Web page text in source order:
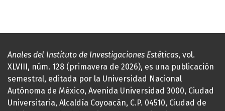
Anales del Instituto de Investigaciones Estéticas, vol.
XLVIII, núm. 128 (primavera de 2026), es una publicación
semestral, editada por la Universidad Nacional
Autónoma de México, Avenida Universidad 3000, Ciudad
Universitaria, Alcaldía Coyoacán, C.P. 04510, Ciudad de